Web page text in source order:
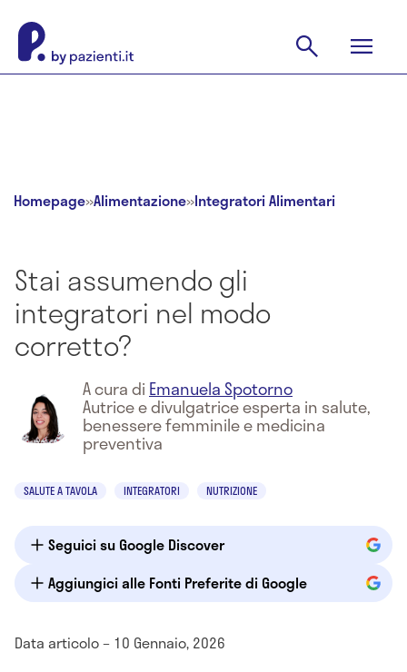
Homepage»Alimentazione»Integratori Alimentari
Stai assumendo gli
integratori nel modo
corretto?
A cura di Emanuela Spotorno
Autrice e divulgatrice esperta in salute,
benessere femminile e medicina
preventiva
SALUTE A TAVOLA INTEGRATORI NUTRIZIONE
Seguici su Google Discover
Aggiungici alle Fonti Preferite di Google
Data articolo – 10 Gennaio, 2026